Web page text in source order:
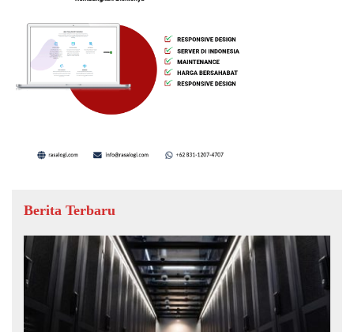
Berita Terbaru